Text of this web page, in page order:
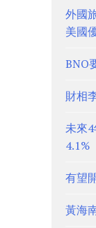
外國
美國
BNO
財相
未來
4.1%
有望
黃海